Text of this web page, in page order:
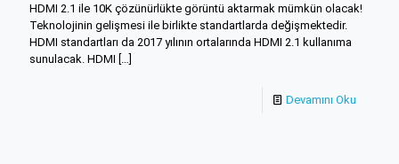
HDMI 2.1 ile 10K çözünürlükte görüntü aktarmak mümkün olacak!
Teknolojinin gelişmesi ile birlikte standartlarda değişmektedir.
HDMI standartları da 2017 yılının ortalarında HDMI 2.1 kullanıma
sunulacak. HDMI
Devamını Oku